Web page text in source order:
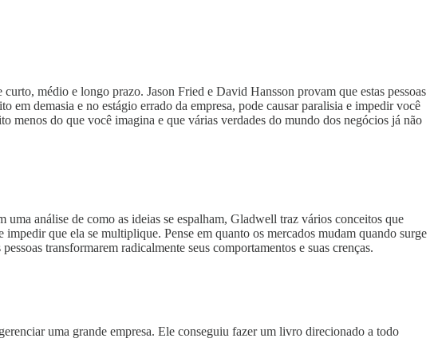
médio e longo prazo. Jason Fried e David Hansson provam que estas pessoas
em demasia e no estágio errado da empresa, pode causar paralisia e impedir você
menos do que você imagina e que várias verdades do mundo dos negócios já não
análise de como as ideias se espalham, Gladwell traz vários conceitos que
que ela se multiplique. Pense em quanto os mercados mudam quando surge
transformarem radicalmente seus comportamentos e suas crenças.
uma grande empresa. Ele conseguiu fazer um livro direcionado a todo